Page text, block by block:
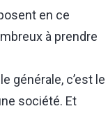
en ce
à prendre
générale, c’est le
société. Et